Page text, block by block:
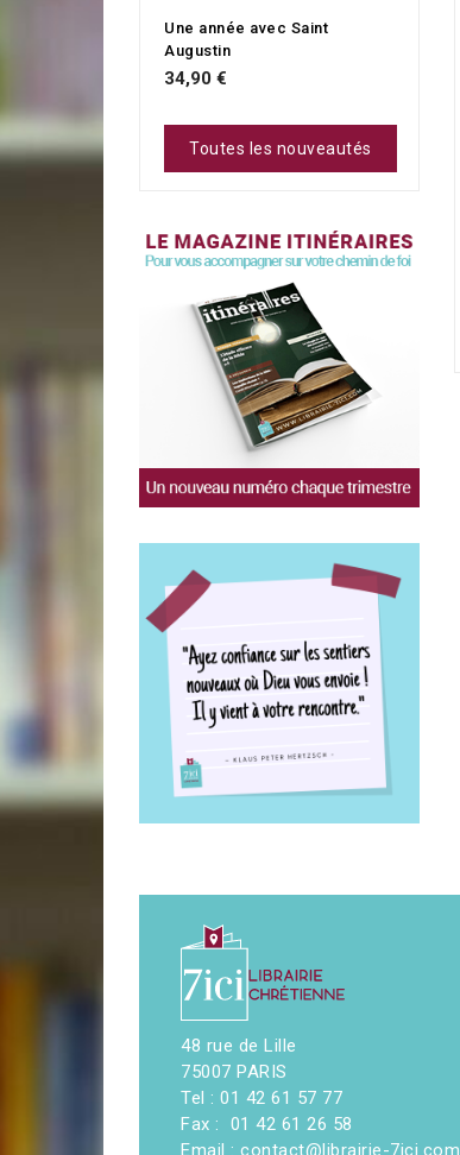
Une année avec Saint
Augustin
34,90 €
Toutes les nouveautés
48 rue de Lille
75007 PARIS
Tel : 01 42 61 57 77
Fax : 01 42 61 26 58
Email : contact@librairie-7ici.com